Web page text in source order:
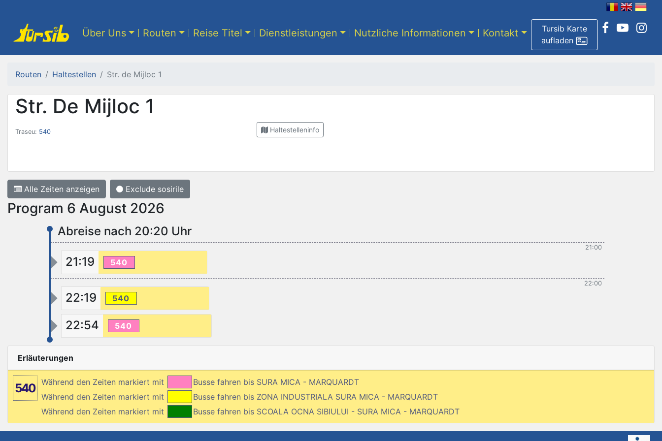
Tursib Karte
aufladen
Über Uns Routen Reise Titel Dienstleistungen Nutzliche Informationen Kontakt
Routen Haltestellen Str. de Mijloc 1
Str. De Mijloc 1
Traseu: 540 Haltestelleninfo
Alle Zeiten anzeigen Exclude sosirile
Program 6 August 2026
Abreise nach 20:20 Uhr
21:00
21:19 540
22:00
22:19 540
22:54 540
Erläuterungen
540 Während den Zeiten markiert mit
Busse fahren bis SURA MICA - MARQUARDT
Während den Zeiten markiert mit
Busse fahren bis ZONA INDUSTRIALA SURA MICA - MARQUARDT
Während den Zeiten markiert mit
Busse fahren bis SCOALA OCNA SIBIULUI - SURA MICA - MARQUARDT